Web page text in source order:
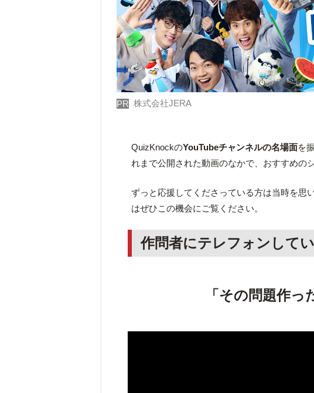
PR 株式会社JERA
QuizKnockのYouTubeチャンネルの名場面を
れまで公開された動画のなかで、おすすめの
ずっと応援してくださっている方は当時を思
はぜひこの機会にご覧ください。
作問者にテレフォンして
「その問題作っ